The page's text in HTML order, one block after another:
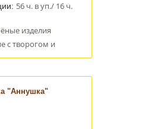
56 ч. в уп./ 16 ч.
изделия
с творогом и
"Аннушка"